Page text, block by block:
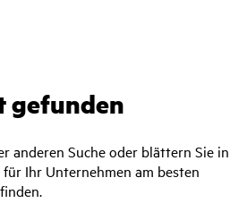
gefunden
anderen Suche oder blättern Sie in
Ihr Unternehmen am besten